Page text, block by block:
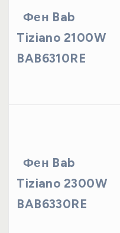
Фен Bab
Tiziano 2100W
BAB6310RE
Фен Bab
Tiziano 2300W
BAB6330RE